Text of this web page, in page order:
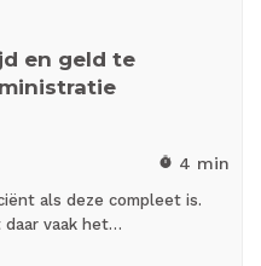
en geld te
timer 4 min
als deze compleet is.
vaak het…